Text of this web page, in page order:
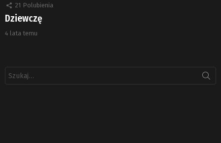
21 Polubienia
Dziewczę
4 lata temu